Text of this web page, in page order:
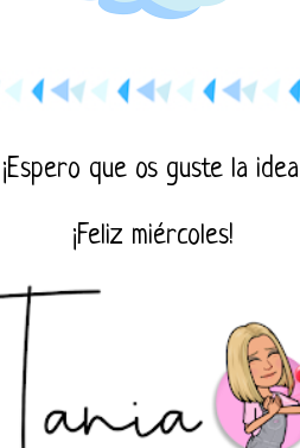
¡Espero que os guste la
¡Feliz miércoles!